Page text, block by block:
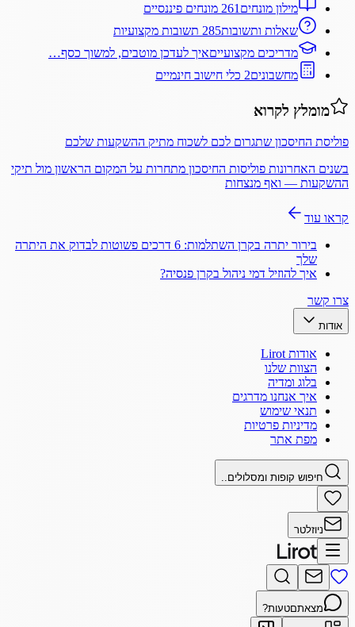
מילון מונחים 261 מונחים פיננסיים
שאלות ותשובות285 תשובות מקצועיות
מדריכים מקצועייםאיך לעדכן מוטבים, למשוך כסף…
מחשבונים2 כלי חישוב חינמיים
מומלץ לקרוא
פוליסת החיסכון שתגרום לכם לשכוח מתיק ההשקעות שלכם
בשנים האחרונות פוליסות החיסכון מתחרות על המקום הראשון מול תיקי
ההשקעות — ואף מנצחות
קראו עוד
בירור יתרה בקרן השתלמות: 6 דרכים פשוטות לבדוק את היתרה
שלך
איך להוזיל דמי ניהול בקרן פנסיה?
צרו קשר
אודות
אודות Lirot
הצוות שלנו
בלוג ומדיה
איך אנחנו מדרגים
תנאי שימוש
מדיניות פרטיות
מפת אתר
חיפוש קופות ומסלולים..
ניוזלטר
מצאתםטעות?